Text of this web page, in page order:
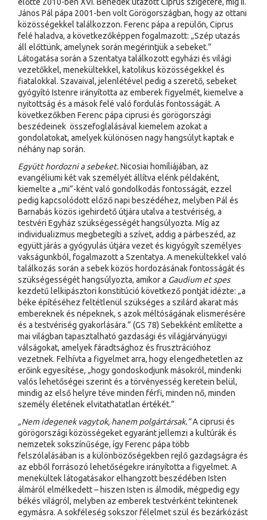
János Pál pápa 2001-ben volt Görögországban, hogy az ottani
közösségekkel találkozzon. Ferenc pápa a repülőn, Ciprus
felé haladva, a következőképpen fogalmazott: „Szép utazás
áll előttünk, amelynek során megérintjük a sebeket.”
Látogatása során a Szentatya találkozott egyházi és világi
vezetőkkel, menekültekkel, katolikus közösségekkel és
fiatalokkal. Szavaival, jelenlétével pedig a szerető, sebeket
gyógyító Istenre irányította az emberek figyelmét, kiemelve a
nyitottság és a mások felé való fordulás fontosságát. A
következőkben Ferenc pápa ciprusi és görögországi
beszédeinek összefoglalásával kiemelem azokat a
gondolatokat, amelyek különösen nagy hangsúlyt kaptak e
néhány nap során.
Együtt hordozni a sebeket.Nicosiai homíliájában, az
evangéliumi két vak személyét állítva elénk példaként,
kiemelte a „mi”-ként való gondolkodás fontosságát, ezzel
pedig kapcsolódott előző napi beszédéhez, melyben Pál és
Barnabás közös igehirdető útjára utalva a testvériség, a
testvéri Egyház szükségességét hangsúlyozta. Míg az
individualizmus megbetegíti a szívet, addig a párbeszéd, az
együtt járás a gyógyulás útjára vezet és kigyógyít személyes
vakságunkból, fogalmazott a Szentatya. A menekültekkel való
találkozás során a sebek közös hordozásának fontosságát és
szükségességét hangsúlyozta, amikor a Gaudium et spes
kezdetű lelkipásztori konstitúció következő pontját idézte: „a
béke építéséhez feltétlenül szükséges a szilárd akarat más
embereknek és népeknek, s azok méltóságának elismerésére
és a testvériség gyakorlására.” (GS 78) Sebekként említette a
mai világban tapasztalható gazdasági és világjárványügyi
válságokat, amelyek fáradtsághoz és frusztrációhoz
vezetnek. Felhívta a figyelmet arra, hogy elengedhetetlen az
erőink egyesítése, „hogy gondoskodjunk másokról, mindenki
valós lehetőségei szerint és a törvényesség keretein belül,
mindig az első helyre téve minden férfi, minden nő, minden
személy életének elvitathatatlan értékét.”
„Nem idegenek vagytok, hanem polgártársak.”A ciprusi és
görögországi közösségeket egyaránt jellemzi a kultúrák és
nemzetek sokszínűsége, így Ferenc pápa több
felszólalásában is a különbözőségekben rejlő gazdagságra és
az ebből forrásozó lehetőségekre irányította a figyelmet. A
menekültek látogatásakor elhangzott beszédében Isten
álmáról elmélkedett – hiszen Isten is álmodik, mégpedig egy
békés világról, melyben az emberek testvérként tekintenek
egymásra. A sokféleség sokszor félelmet szül és bezárkózást